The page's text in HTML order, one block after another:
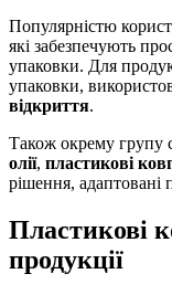
Популярністю
які забезпечують
упаковки. Для
упаковки,
відкриття.
Також окрему групу
олії, пластикові
рішення, адаптовані
Пластикові
продукції